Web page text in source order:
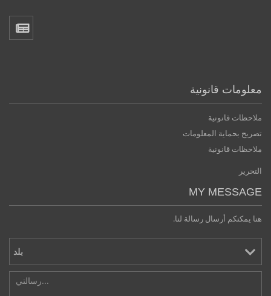
معلومات قانونية
ملاحظات قانونية
تصريح بحماية المعلومات
ملاحظات قانونية
التحرير
MY MESSAGE
هنا يمكنكم أرسال رسالة لنا.